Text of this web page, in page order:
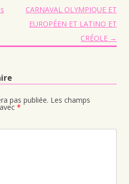
CARNAVAL OLYMPIQUE ET
EUROPÉEN ET LATINO ET
CRÉOLE →
pas publiée. Les champs
*